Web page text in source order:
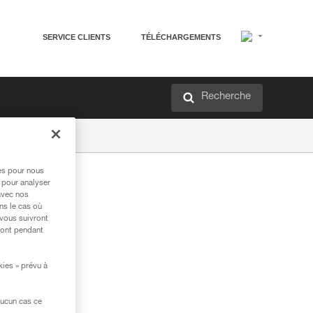
SERVICE CLIENTS TÉLÉCHARGEMENTS
Recherche
pour nous
analyser
nos
le cas où
suivront
pendant
» prévu à
cas ce